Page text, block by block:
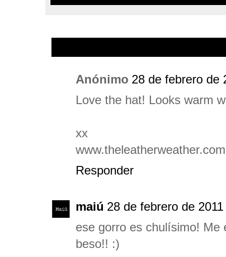
Anónimo 28 de febrero de
Love the hat! Looks warm
xx
www.theleatherweather.com
Responder
maiú 28 de febrero de
ese gorro es chulísimo! Me
beso!! :)